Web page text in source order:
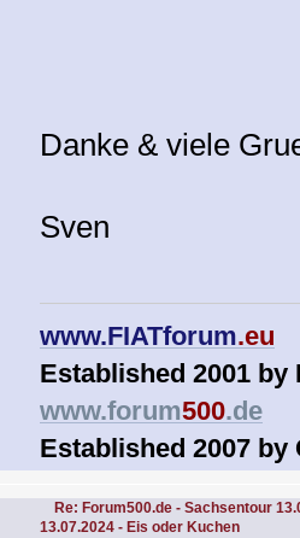
Danke & viele
Sven
www.FIATforum.eu
Established 2001 by
www.forum500.de
Established 2007 by
Re: Forum500.de - Sachsentour
13.07.2024 - Eis oder Kuchen